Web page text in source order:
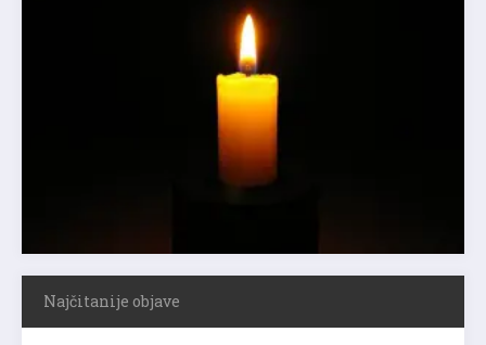
Najčitanije objave